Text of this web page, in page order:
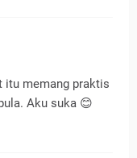
itu memang praktis
Aku suka 😊